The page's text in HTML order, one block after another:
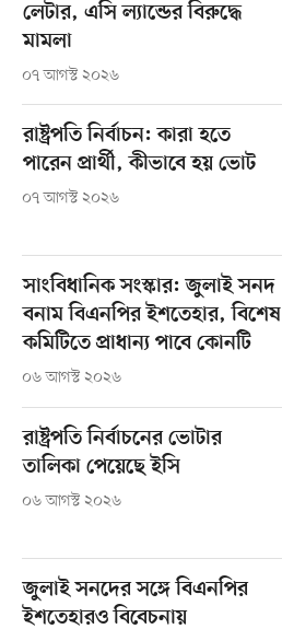
লেটার, এসি ল্যান্ডের বিরুদ্ধে
মামলা
০৭ আগস্ট ২০২৬
রাষ্ট্রপতি নির্বাচন: কারা হতে
পারেন প্রার্থী, কীভাবে হয় ভোট
০৭ আগস্ট ২০২৬
সাংবিধানিক সংস্কার: জুলাই সনদ
বনাম বিএনপির ইশতেহার, বিশেষ
কমিটিতে প্রাধান্য পাবে কোনটি
০৬ আগস্ট ২০২৬
রাষ্ট্রপতি নির্বাচনের ভোটার
তালিকা পেয়েছে ইসি
০৬ আগস্ট ২০২৬
জুলাই সনদের সঙ্গে বিএনপির
ইশতেহারও বিবেচনায়